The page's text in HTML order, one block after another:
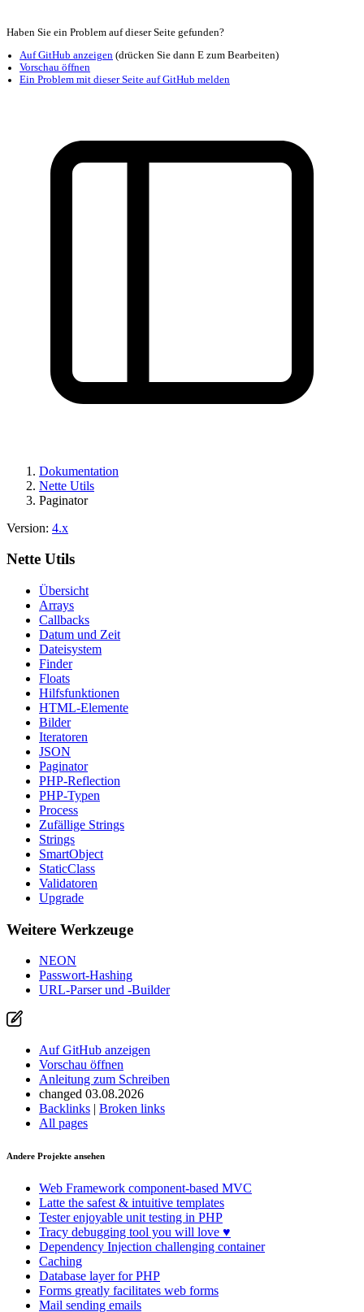
Dokumentation
Nette Utils
Paginator
Version: 4.x
Nette Utils
Übersicht
Arrays
Callbacks
Datum und Zeit
Dateisystem
Finder
Floats
Hilfsfunktionen
HTML-Elemente
Bilder
Iteratoren
JSON
Paginator
PHP-Reflection
PHP-Typen
Process
Zufällige Strings
Strings
SmartObject
StaticClass
Validatoren
Upgrade
Weitere Werkzeuge
NEON
Passwort-Hashing
URL-Parser und -Builder
Auf GitHub anzeigen
Vorschau öffnen
Anleitung zum Schreiben
changed 03.08.2026
Backlinks
Broken links
All pages
Andere Projekte ansehen
Web Framework component-based MVC
Latte the safest & intuitive templates
Testerenjoyable unit testing in PHP
Tracy debugging tool you will love ♥
Dependency Injection challenging container
Caching
Database layer for PHP
Forms greatly facilitates web forms
Mail sending emails